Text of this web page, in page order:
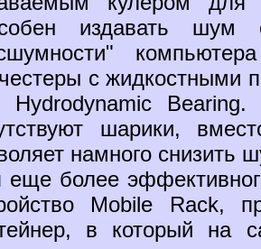
издавать
с жидкостными
Hydrodynamic Bearing.
шарики,
намного снизить
еще более
Mobile Rack,
в который на